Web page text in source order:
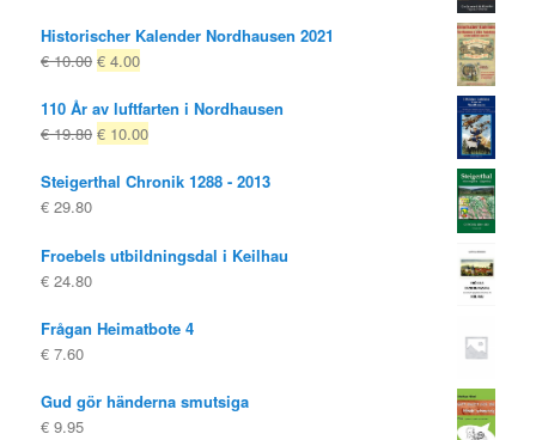
Historischer Kalender Nordhausen 2021
€10.00 Ursprungligt
var:
€ 10.00
€ 4.00Nuvarande
är:
€ 4.00.
110 År av luftfarten i Nordhausen
€19.80 Ursprungligt
var:
€ 10.00Nuvarande
är:
Steigerthal Chronik 1288 - 2013
€ 29.80
Froebels utbildningsdal i Keilhau
€ 24.80
Frågan Heimatbote 4
€ 7.60
Gud gör händerna smutsiga
€ 9.95